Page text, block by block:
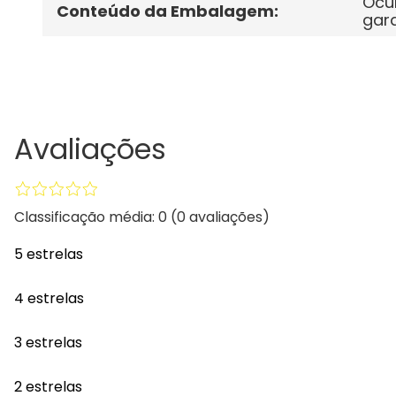
Conteúdo da Embalagem:
Avaliações
Classificação média: 0 (0 avaliações)
5 estrelas
4 estrelas
3 estrelas
2 estrelas